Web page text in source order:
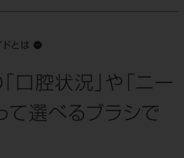
とは
口腔状況」や「ニー
て選べるブラシで